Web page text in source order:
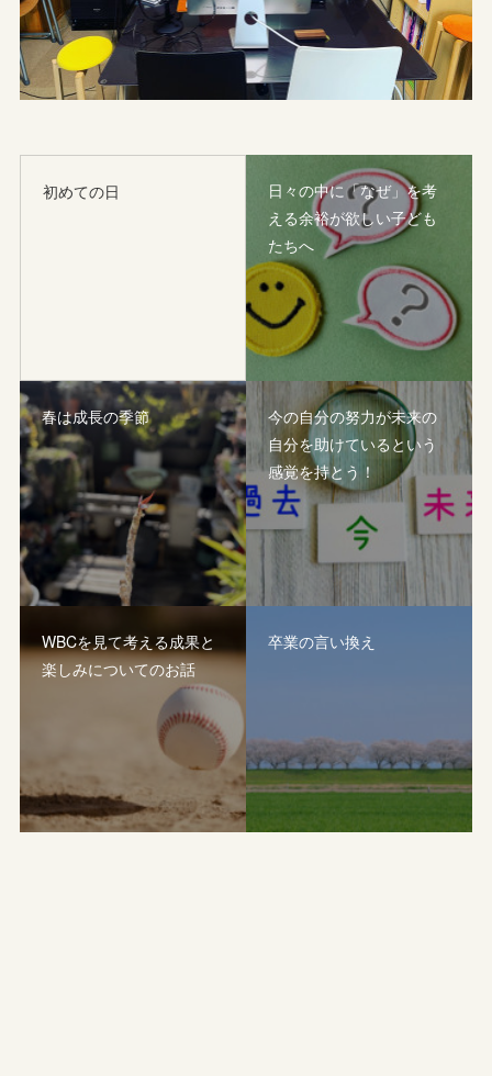
初めての日
日々の中に「なぜ」を考
える余裕が欲しい子ども
たちへ
春は成長の季節
今の自分の努力が未来の
自分を助けているという
感覚を持とう！
WBCを見て考える成果と
楽しみについてのお話
卒業の言い換え